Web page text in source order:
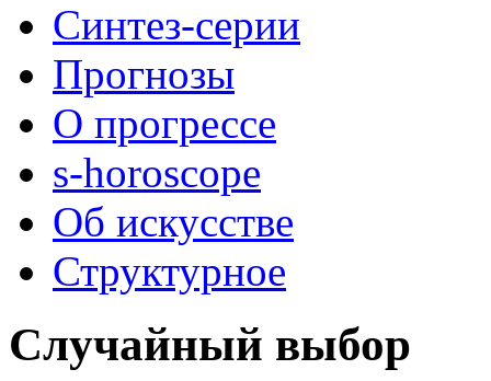
Синтез-серии
Прогнозы
О прогрессе
s-horoscope
Об искусстве
Структурное
Случайный выбор